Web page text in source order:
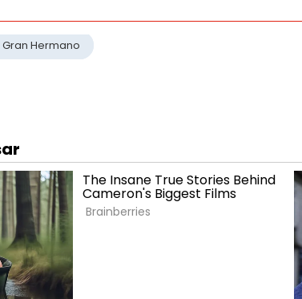
Gran Hermano